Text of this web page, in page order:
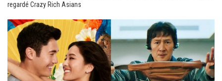
regardé Crazy Rich Asians